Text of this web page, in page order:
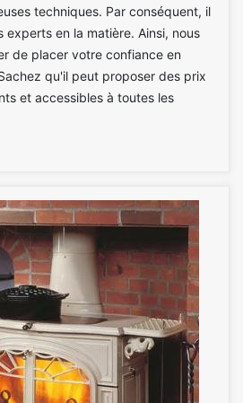
techniques. Par conséquent, il
en la matière. Ainsi, nous
de placer votre confiance en
qu'il peut proposer des prix
et accessibles à toutes les